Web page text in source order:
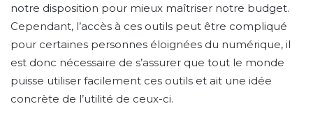
notre disposition pour mieux maîtriser notre budget.
Cependant, l’accès à ces outils peut être compliqué
pour certaines personnes éloignées du numérique, il
est donc nécessaire de s’assurer que tout le monde
puisse utiliser facilement ces outils et ait une idée
concrète de l’utilité de ceux-ci.